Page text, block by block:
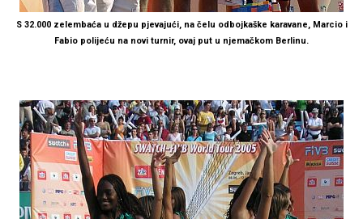
S 32.000 zelembaća u džepu pjevajući, na čelu odbojkaške karavane, Marcio i
Fabio polijeću na novi turnir, ovaj put u njemačkom Berlinu.